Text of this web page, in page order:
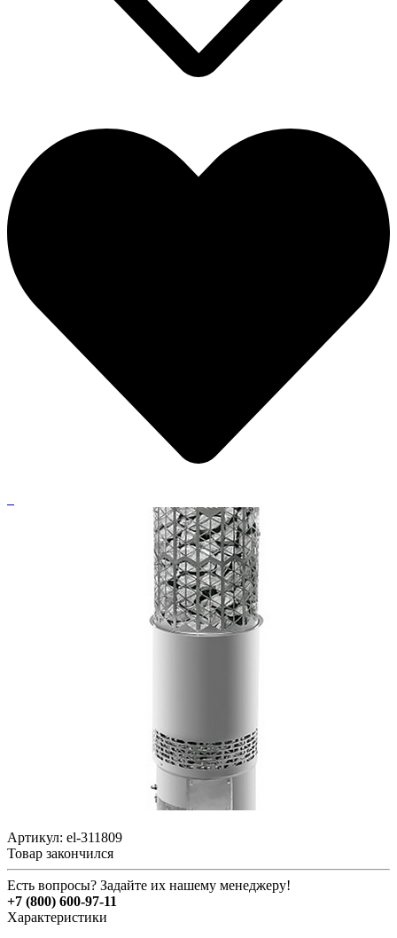
Артикул: el-311809
Товар закончился
Есть вопросы? Задайте их нашему менеджеру!
+7 (800) 600-97-11
Характеристики